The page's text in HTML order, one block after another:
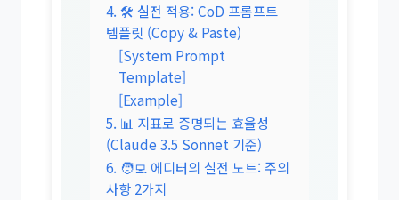
4. 🛠️ 실전 적용: CoD 프롬프트
템플릿 (Copy & Paste)
[System Prompt
Template]
[Example]
5. 📊 지표로 증명되는 효율성
(Claude 3.5 Sonnet 기준)
6. 🧑‍💻 에디터의 실전 노트: 주의
사항 2가지